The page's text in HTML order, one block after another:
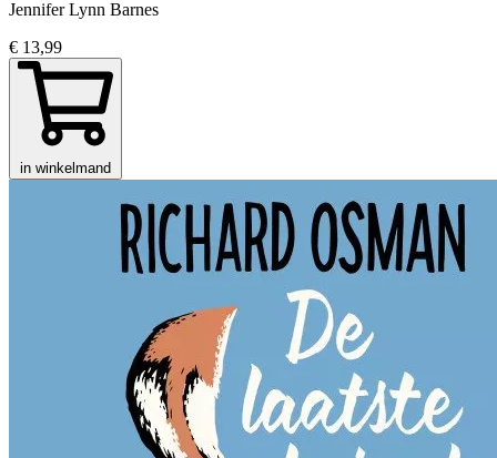
Jennifer Lynn Barnes
€ 13,99
in winkelmand